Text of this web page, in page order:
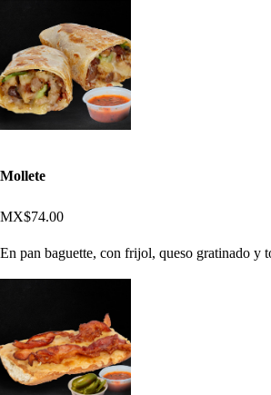
Mollete
MX$74.00
En pan baguette, con frijol, queso gratinado y